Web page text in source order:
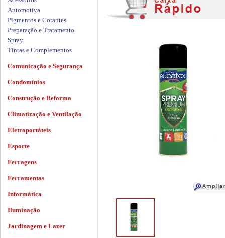
Automotiva
Pigmentos e Corantes
Preparação e Tratamento
Spray
Tintas e Complementos
Comunicação e Segurança
Condomínios
Construção e Reforma
Climatização e Ventilação
Eletroportáteis
Esporte
Ferragens
Ferramentas
Informática
Iluminação
Jardinagem e Lazer